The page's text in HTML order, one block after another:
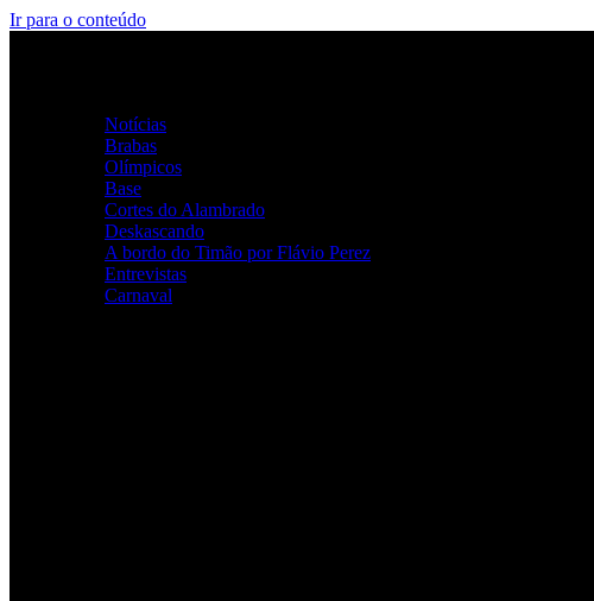
Ir para o conteúdo
Notícias
Brabas
Olímpicos
Base
Cortes do Alambrado
Deskascando
A bordo do Timão por Flávio Perez
Entrevistas
Carnaval